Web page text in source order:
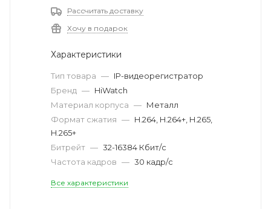
Рассчитать доставку
Хочу в подарок
Характеристики
Тип товара — IP-видеорегистратор
Бренд — HiWatch
Материал корпуса — Металл
Формат сжатия — H.264, H.264+, H.265,
H.265+
Битрейт — 32-16384 Кбит/с
Частота кадров — 30 кадр/с
Все характеристики